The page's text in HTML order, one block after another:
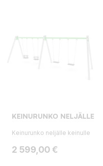
KEINURUNKO NELJÄLLE
Keinurunko neljälle keinulle
Hinta
2 599,00 €